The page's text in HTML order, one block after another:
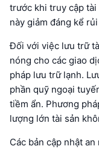
trước khi truy cập
này giảm đáng kể
Đối với việc lưu trữ
nóng cho các giao
pháp lưu trữ lạnh.
phần quỹ ngoại
tiềm ẩn. Phương
lượng lớn tài sản
Các bản cập nhật